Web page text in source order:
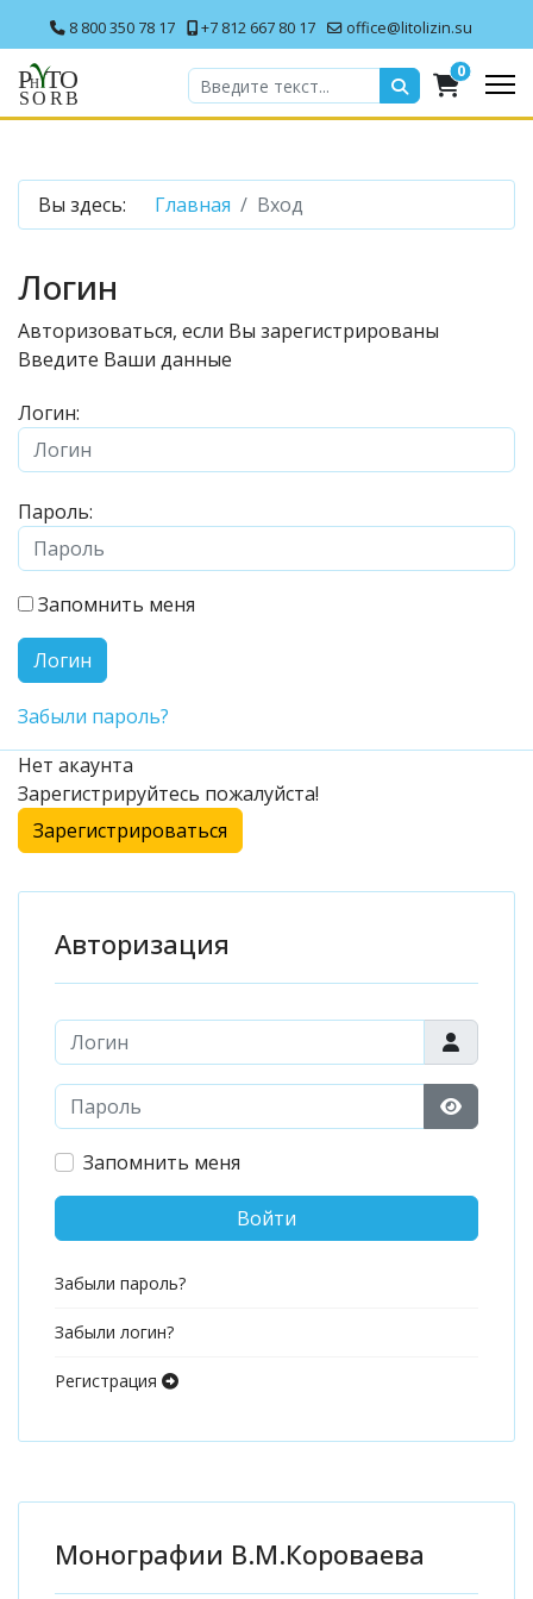
8 800 350 78 17 +7 812 667 80 17 office@litolizin.su
0
Вы здесь: Главная Вход
Логин
Авторизоваться, если Вы зарегистрированы
Введите Ваши данные
Логин:
Пароль:
Запомнить меня
Забыли пароль?
Нет акаунта
Зарегистрируйтесь пожалуйста!
Авторизация
Логин
Пароль
Запомнить меня
Войти
Забыли пароль?
Забыли логин?
Регистрация
Монографии В.М.Короваева